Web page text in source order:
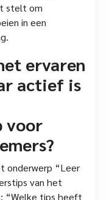
stelt om
in een
ervaren
actief is
voor
onderwerp “Leer
van het
“Welke tips heeft